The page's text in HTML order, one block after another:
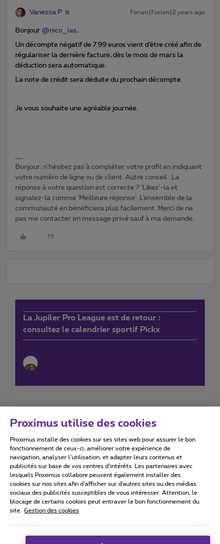
Vanessa P Forum|Forum|2 years ago
Bonjour @nico_las,
Un décompte négatif de 7.99 euros vient d’être créé afin de
régulariser la dernière facture, dès le mois de mars la
déduction sera automatique.
La note de crédit sera déduite du prochain décompte.
Je vous souhaite une agréable journée.
Bonjour, n'hésitez pas à compléter votre profil en indiquant
votre numéro de ligne ou de client. Autre conseil : La
réponse à votre question est correcte ? ‘Likez’-la et
signalez-la comme ‘Meilleure réponse’. L’ensemble de la
communauté en bénéficiera plus facilement. Merci de ne
pas me contacter en message privé sauf à ma demande.
La Jupiler Pro League est de retour :
consultez le calendrier sportif Pickx
Conditions d'utilisation Accessibility statement
Tous droits réservés. © 2026
Conditions générales, info consommateur
Proximus utilise des cookies
Proximus installe des cookies sur ses sites web pour assurer le bon
fonctionnement de ceux-ci, améliorer votre expérience de
navigation, analyser l’utilisation, et adapter leurs contenus et
publicités sur base de vos centres d’intérêts. Les partenaires avec
lesquels Proximus collabore peuvent également installer des
cookies sur nos sites afin d’afficher sur d'autres sites ou des médias
sociaux des publicités susceptibles de vous intéresser. Attention, le
blocage de certains cookies peut entraver le bon fonctionnement du
site.
Gestion des cookies